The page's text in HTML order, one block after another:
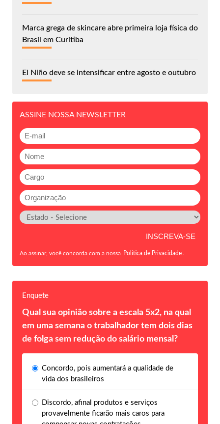
Marca grega de skincare abre primeira loja física do
Brasil em Curitiba
El Niño deve se intensificar entre agosto e outubro
ASSINE NOSSA NEWSLETTER
Ao assinar, você concorda com a nossa Política de Privacidade
Enquete
Qual sua opinião sobre a escala 5x2, na qual
em uma semana o trabalhador tem dois dias
de folga sem redução do salário mensal?
Concordo, pois aumentará a qualidade de
vida dos brasileiros
Discordo, afinal produtos e serviços
provavelmente ficarão mais caros para